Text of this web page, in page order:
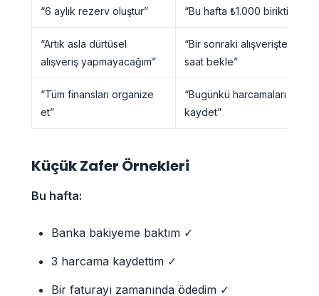
“6 aylık rezerv oluştur” “Bu hafta ₺1.000 biriktir”
“Artık asla dürtüsel
alışveriş yapmayacağım”
“Bir sonraki alışverişte 24
saat bekle”
“Tüm finansları organize
et”
“Bugünkü harcamaları
kaydet”
Küçük Zafer Örnekleri
Bu hafta:
Banka bakiyeme baktım ✓
3 harcama kaydettim ✓
Bir faturayı zamanında ödedim ✓